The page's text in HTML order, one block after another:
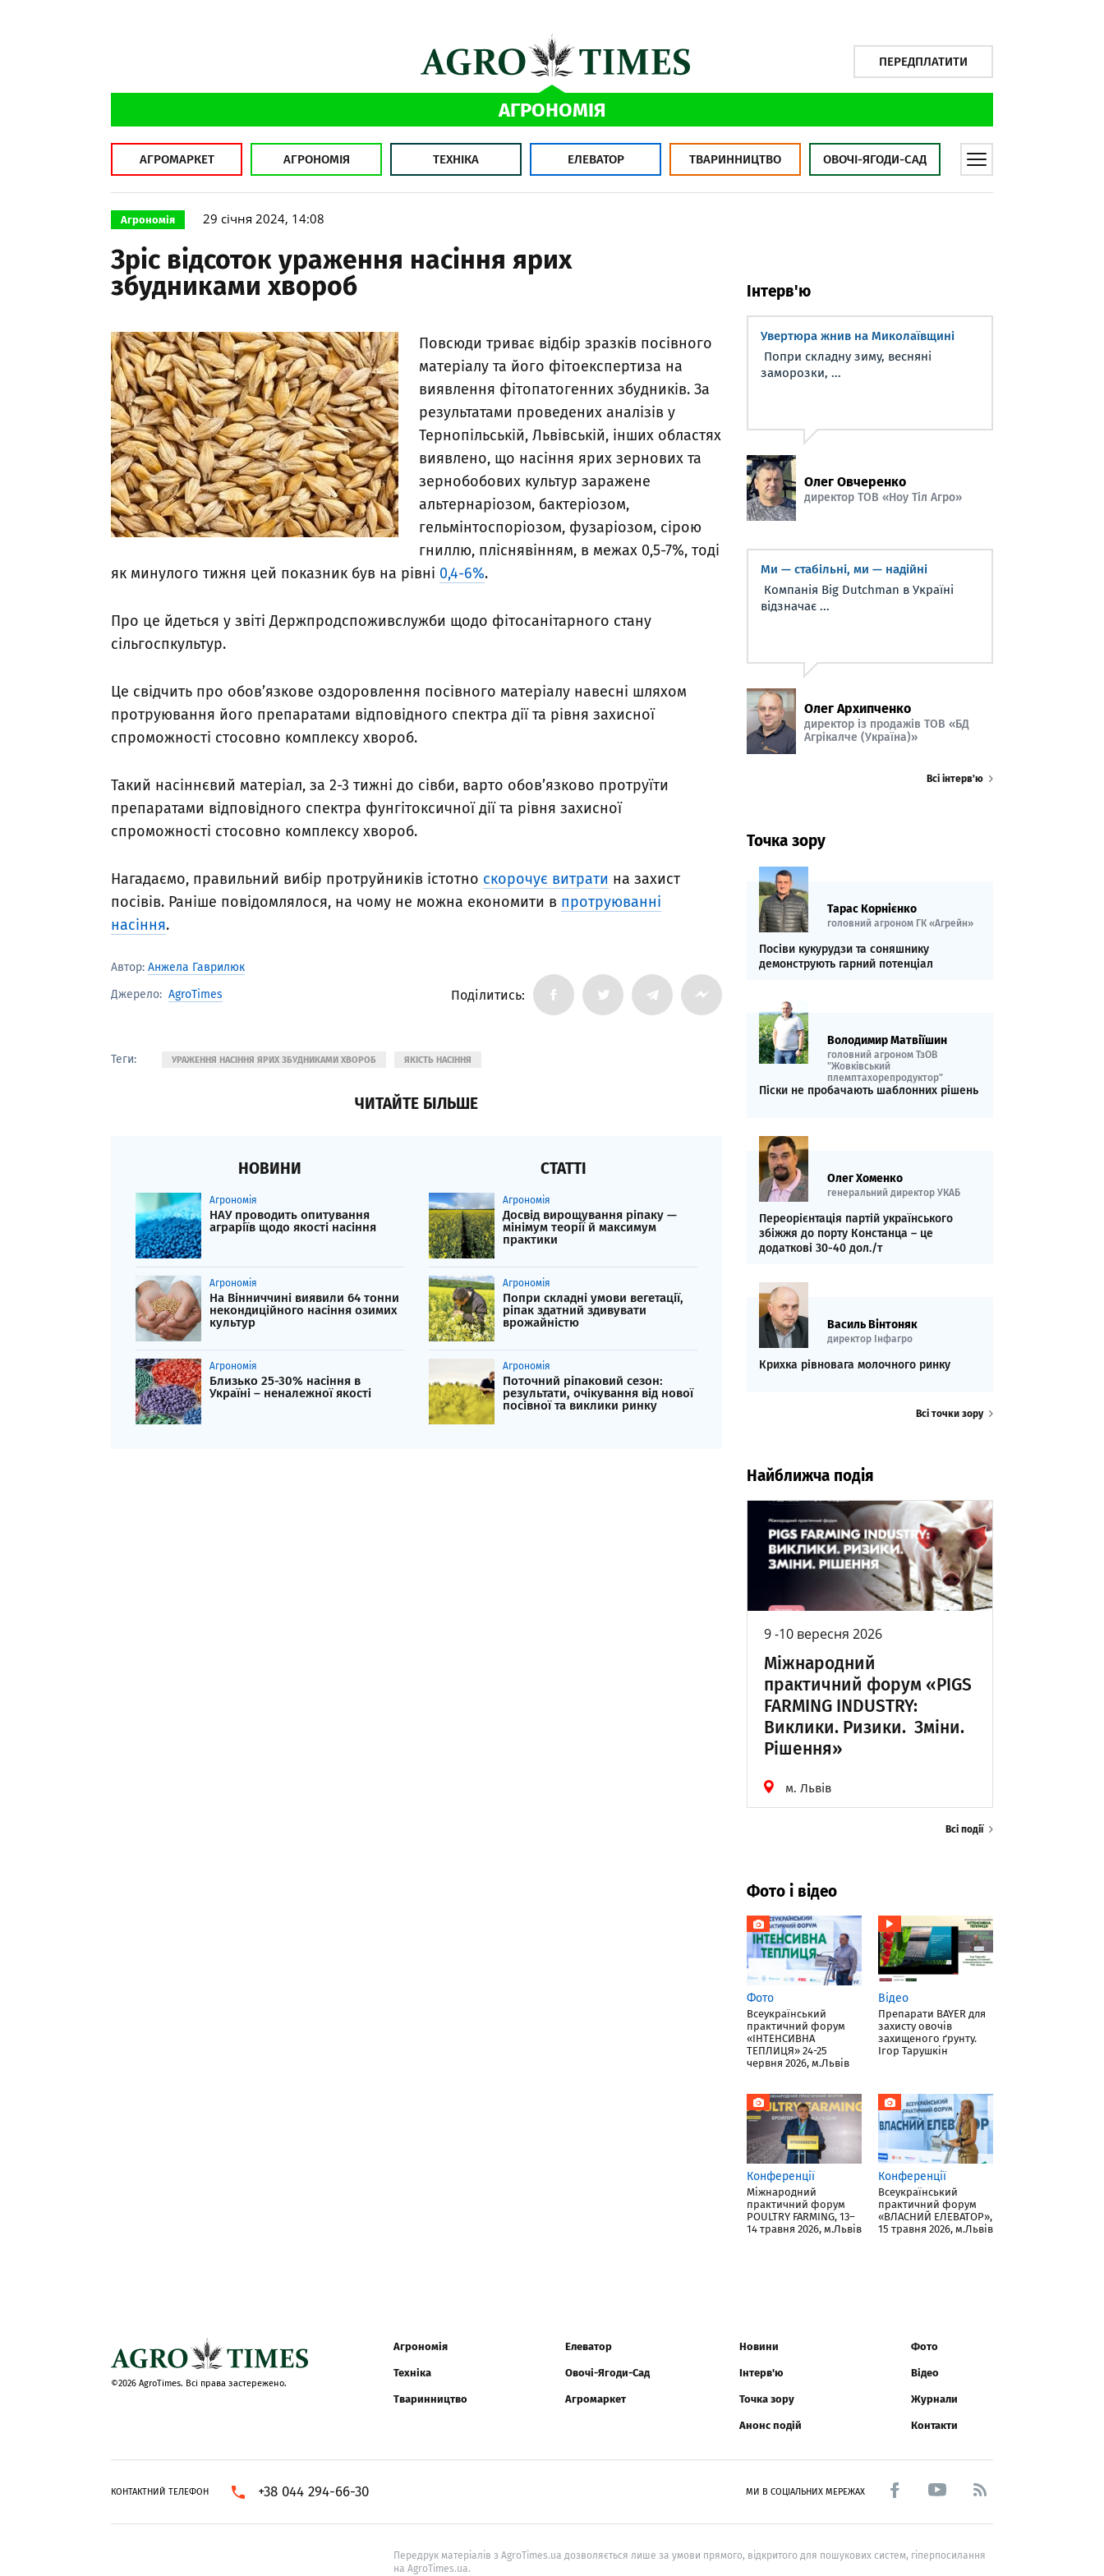
ПЕРЕДПЛАТИТИ
АГРОНОМІЯ
АГРОМАРКЕТ АГРОНОМІЯ ТЕХНІКА ЕЛЕВАТОР ТВАРИННИЦТВО ОВОЧІ-ЯГОДИ-САД
Агрономія 29 січня 2024, 14:08
Зріс відсоток ураження насіння ярих
збудниками хвороб
Повсюди триває відбір зразків посівного
матеріалу та його фітоекспертиза на
виявлення фітопатогенних збудників. За
результатами проведених аналізів у
Тернопільській, Львівській, інших областях
виявлено, що насіння ярих зернових та
зернобобових культур заражене
альтернаріозом, бактеріозом,
гельмінтоспоріозом, фузаріозом, сірою
гниллю, пліснявінням, в межах 0,5-7%, тоді
як минулого тижня цей показник був на рівні 0,4-6%.
Про це йдеться у звіті Держпродспоживслужби щодо фітосанітарного стану
сільгоспкультур.
Це свідчить про обов’язкове оздоровлення посівного матеріалу навесні шляхом
протруювання його препаратами відповідного спектра дії та рівня захисної
спроможності стосовно комплексу хвороб.
Такий насіннєвий матеріал, за 2-3 тижні до сівби, варто обов’язково протруїти
препаратами відповідного спектра фунгітоксичної дії та рівня захисної
спроможності стосовно комплексу хвороб.
Нагадаємо, правильний вибір протруйників істотно скорочує витрати на захист
посівів. Раніше повідомлялося, на чому не можна економити в протруюванні
насіння.
Автор: Анжела Гаврилюк
Джерело: AgroTimes Поділитись:
Теги: УРАЖЕННЯ НАСІННЯ ЯРИХ ЗБУДНИКАМИ ХВОРОБ ЯКІСТЬ НАСІННЯ
ЧИТАЙТЕ БІЛЬШЕ
НОВИНИ
Агрономія
НАУ проводить опитування
аграріїв щодо якості насіння
Агрономія
На Вінниччині виявили 64 тонни
некондиційного насіння озимих
культур
Агрономія
Близько 25-30% насіння в
Україні – неналежної якості
СТАТТІ
Агрономія
Досвід вирощування ріпаку —
мінімум теорії й максимум
практики
Агрономія
Попри складні умови вегетації,
ріпак здатний здивувати
врожайністю
Агрономія
Поточний ріпаковий сезон:
результати, очікування від нової
посівної та виклики ринку
Інтерв'ю
Увертюра жнив на Миколаївщині
Попри складну зиму, весняні
заморозки, ...
Олег Овчеренко
директор ТОВ «Ноу Тіл Агро»
Ми — стабільні, ми — надійні
Компанія Big Dutchman в Україні
відзначає ...
Олег Архипченко
директор із продажів ТОВ «БД
Агрікалче (Україна)»
Всі інтерв’ю
Точка зору
Тарас Корнієнко
головний агроном ГК «Агрейн»
Посіви кукурудзи та соняшнику
демонструють гарний потенціал
Володимир Матвіїшин
головний агроном ТзОВ
"Жовківський
племптахорепродуктор"
Піски не пробачають шаблонних рішень
Олег Хоменко
генеральний директор УКАБ
Переорієнтація партій українського
збіжжя до порту Констанца – це
додаткові 30-40 дол./т
Василь Вінтоняк
директор Інфагро
Крихка рівновага молочного ринку
Всі точки зору
Найближча подія
9 -10 вересня 2026
Міжнародний
практичний форум «PIGS
FARMING INDUSTRY:
Виклики. Ризики. Зміни.
Рішення»
м. Львів
Всі події
Фото і відео
Фото
Всеукраїнський
практичний форум
«ІНТЕНСИВНА
ТЕПЛИЦЯ» 24-25
червня 2026, м.Львів
Відео
Препарати BAYER для
захисту овочів
захищеного ґрунту.
Ігор Тарушкін
Конференції
Міжнародний
практичний форум
POULTRY FARMING, 13–
14 травня 2026, м.Львів
Конференції
Всеукраїнський
практичний форум
«ВЛАСНИЙ ЕЛЕВАТОР»,
15 травня 2026, м.Львів
©2026 AgroTimes. Всі права застережено.
Агрономія
Техніка
Тваринництво
Елеватор
Овочі-Ягоди-Сад
Агромаркет
Новини
Інтерв'ю
Точка зору
Анонс подій
Фото
Відео
Журнали
Контакти
КОНТАКТНИЙ ТЕЛЕФОН +38 044 294-66-30 МИ В СОЦІАЛЬНИХ МЕРЕЖАХ
Передрук матеріалів з AgroTimes.ua дозволяється лише за умови прямого, відкритого для пошукових систем, гіперпосилання
на AgroTimes.ua.